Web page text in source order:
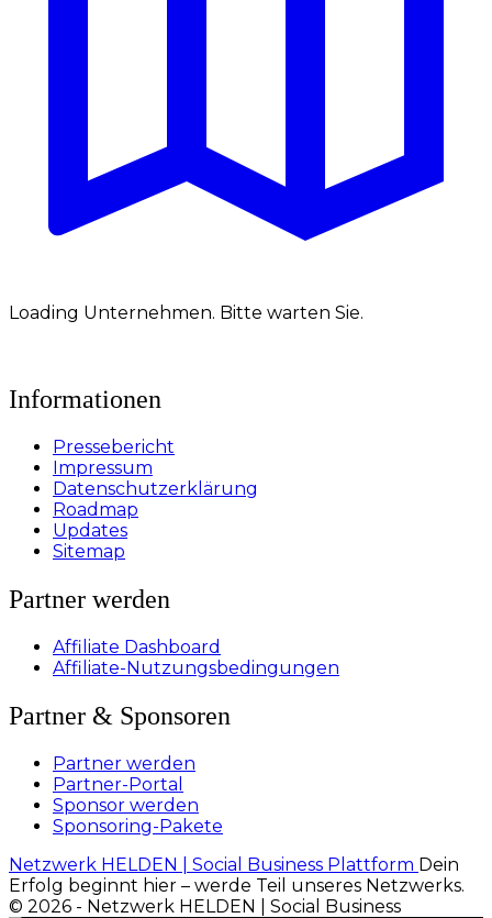
Loading Unternehmen. Bitte warten Sie.
Informationen
Pressebericht
Impressum
Datenschutzerklärung
Roadmap
Updates
Sitemap
Partner werden
Affiliate Dashboard
Affiliate-Nutzungsbedingungen
Partner & Sponsoren
Partner werden
Partner-Portal
Sponsor werden
Sponsoring-Pakete
Netzwerk HELDEN | Social Business Plattform Dein
Erfolg beginnt hier – werde Teil unseres Netzwerks.
© 2026 - Netzwerk HELDEN | Social Business